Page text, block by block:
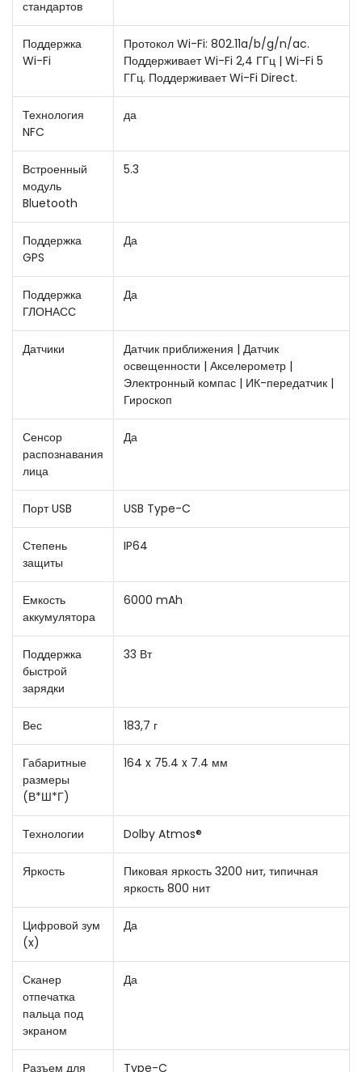
стандартов
Поддержка
Wi-Fi
Протокол Wi-Fi: 802.11a/b/g/n/ac.
Поддерживает Wi-Fi 2,4 ГГц | Wi-Fi 5
ГГц. Поддерживает Wi-Fi Direct.
Технология
NFC
да
Встроенный
модуль
Bluetooth
5.3
Поддержка
GPS
Да
Поддержка
ГЛОНАСС
Да
Датчики
Датчик приближения | Датчик
освещенности | Акселерометр |
Электронный компас | ИК-передатчик |
Гироскоп
Сенсор
распознавания
лица
Да
Порт USB USB Type-C
Степень
защиты
IP64
Емкость
аккумулятора
6000 mAh
Поддержка
быстрой
зарядки
33 Вт
Вес 183,7 г
Габаритные
размеры
(В*Ш*Г)
164 x 75.4 x 7.4 мм
Технологии Dolby Atmos®
Яркость
Пиковая яркость 3200 нит, типичная
яркость 800 нит
Цифровой зум
(x)
Да
Сканер
отпечатка
пальца под
экраном
Да
Разъем для
Type-C